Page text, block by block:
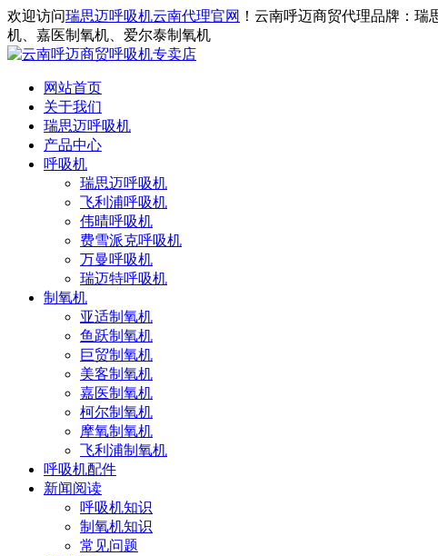
欢迎访问瑞思迈呼吸机云南代理官网 ！云南呼迈商贸代理品牌：
机、嘉医制氧机、爱尔泰制氧机
网站首页
关于我们
瑞思迈呼吸机
产品中心
呼吸机
瑞思迈呼吸机
飞利浦呼吸机
伟晴呼吸机
费雪派克呼吸机
万曼呼吸机
瑞迈特呼吸机
制氧机
亚适制氧机
鱼跃制氧机
巨贸制氧机
美客制氧机
嘉医制氧机
柯尔制氧机
摩氧制氧机
飞利浦制氧机
呼吸机配件
新闻阅读
呼吸机知识
制氧机知识
常见问题